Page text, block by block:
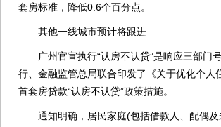
套房标准，降低0.6个百分点。
其他一线城市预计将跟进
广州官宣执行“认房不认贷”是响应三部门
行、金融监管总局联合印发了《关于优化个
首套房贷款“认房不认贷”政策措施。
通知明确，居民家庭(包括借款人、配偶及